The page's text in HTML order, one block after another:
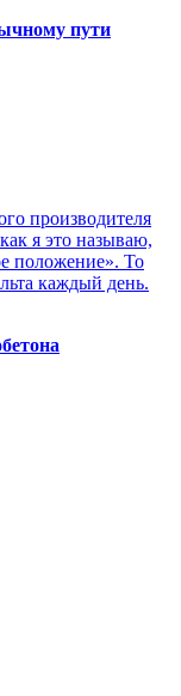
пути
производителя
я это называю,
положение». То
каждый день.